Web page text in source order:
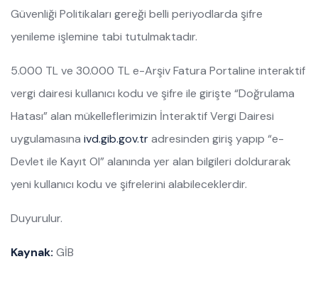
Güvenliği Politikaları gereği belli periyodlarda şifre
yenileme işlemine tabi tutulmaktadır.
5.000 TL ve 30.000 TL e-Arşiv Fatura Portaline interaktif
vergi dairesi kullanıcı kodu ve şifre ile girişte “Doğrulama
Hatası” alan mükelleflerimizin İnteraktif Vergi Dairesi
uygulamasına ivd.gib.gov.tradresinden giriş yapıp “e-
Devlet ile Kayıt Ol” alanında yer alan bilgileri doldurarak
yeni kullanıcı kodu ve şifrelerini alabileceklerdir.
Duyurulur.
Kaynak: GİB